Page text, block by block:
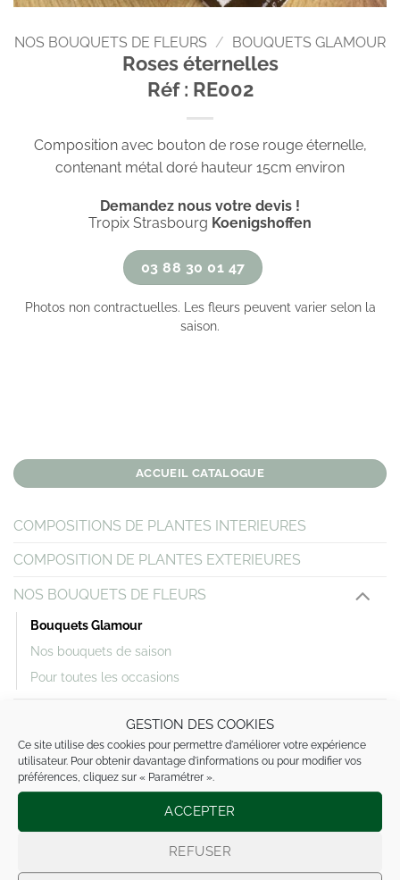
GESTION DES COOKIES
Ce site utilise des cookies pour permettre d'améliorer votre expérience
utilisateur. Pour obtenir davantage d'informations ou pour modifier vos
préférences, cliquez sur « Paramétrer ».
ACCEPTER
REFUSER
ACCUEIL CATALOGUE
COMPOSITIONS DE PLANTES INTERIEURES
COMPOSITION DE PLANTES EXTERIEURES
NOS BOUQUETS DE FLEURS
Bouquets Glamour
Nos bouquets de saison
Pour toutes les occasions
DEUIL
NAISSANCE / BAPTÊME
NOS BOUQUETS DE FLEURS / BOUQUETS GLAMOUR
Roses éternelles
Réf : RE002
Composition avec bouton de rose rouge éternelle,
contenant métal doré hauteur 15cm environ
Demandez nous votre devis !
Tropix Strasbourg Koenigshoffen
03 88 30 01 47
Photos non contractuelles. Les fleurs peuvent varier selon la
saison.